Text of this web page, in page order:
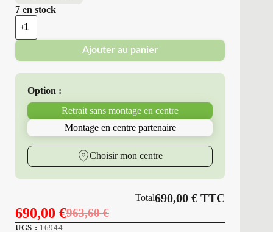
7 en stock
quantité
de
Bridgestone
Pneus
Neufs
156
DUR
STEER
Ajouter au panier
Option :
Retrait sans montage en centre
Montage en centre partenaire
Choisir mon centre
Total690,00€ TTC
963,60€
Le
690,00 €
Le
UGS : 16944